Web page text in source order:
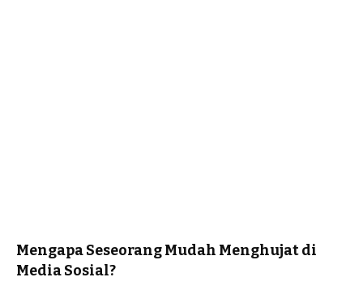
Mengapa Seseorang Mudah Menghujat di
Media Sosial?